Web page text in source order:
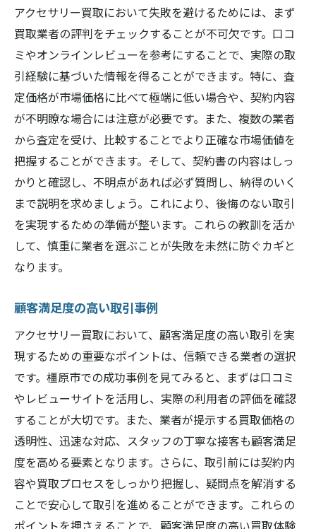
アクセサリー買取において失敗を避けるためには、まず
買取業者の評判をチェックすることが不可欠です。口コ
ミやオンラインレビューを参考にすることで、実際の取
引経験に基づいた情報を得ることができます。特に、査
定価格が市場価格に比べて極端に低い場合や、契約内容
が不明瞭な場合には注意が必要です。また、複数の業者
から査定を受け、比較することでより正確な市場価値を
把握することができます。そして、契約書の内容はしっ
かりと確認し、不明点があれば必ず質問し、納得のいく
まで説明を求めましょう。これにより、後悔のない取引
を実現するための準備が整います。これらの教訓を活か
して、慎重に業者を選ぶことが失敗を未然に防ぐカギと
なります。
顧客満足度の高い取引事例
アクセサリー買取において、顧客満足度の高い取引を実
現するための重要なポイントは、信頼できる業者の選択
です。橿原市での成功事例を見てみると、まずは口コミ
やレビューサイトを活用し、実際の利用者の評価を確認
することが大切です。また、業者が提示する買取価格の
透明性、迅速な対応、スタッフの丁寧な接客も顧客満足
度を高める要素となります。さらに、取引前には契約内
容や買取プロセスをしっかり把握し、疑問点を解消する
ことで安心して取引を進めることができます。これらの
ポイントを押さえることで、顧客満足度の高い買取体験